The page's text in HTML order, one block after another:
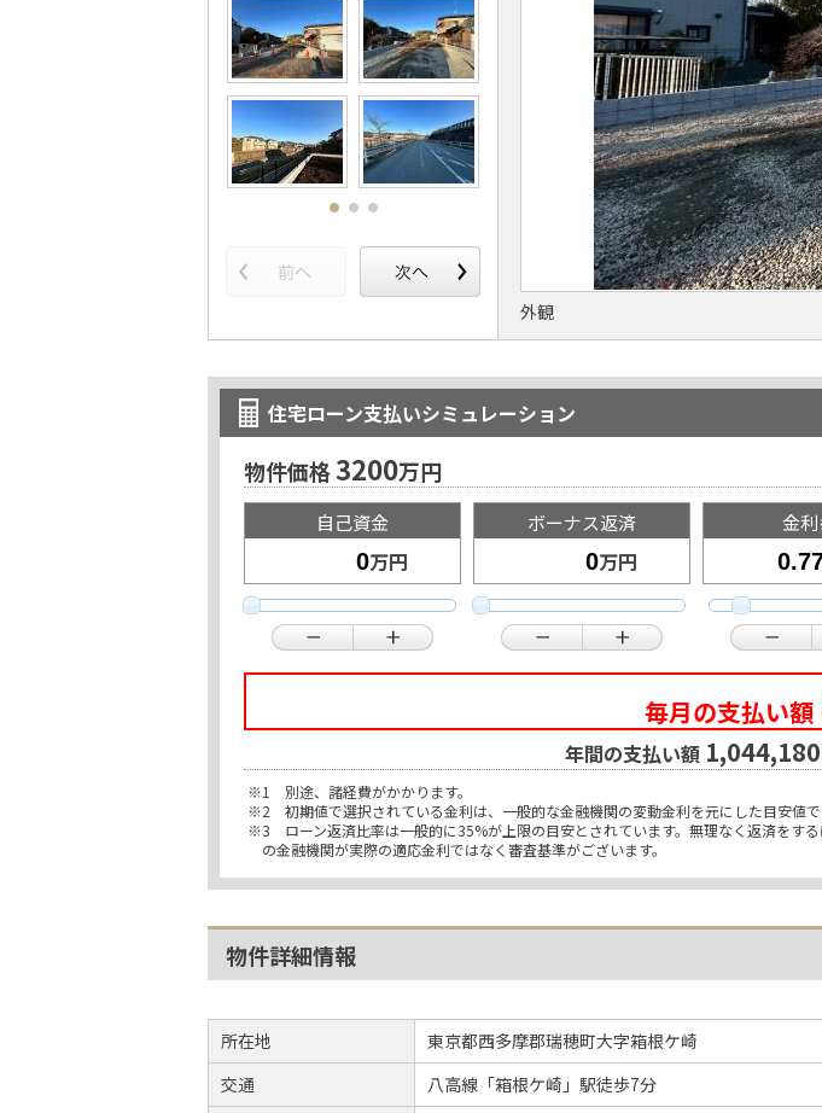
外観
住宅ローン支払いシミュレーション
物件価格3200万円
自己資金
万円
ボーナス返済
万円
金利
毎月の支払い額
年間の支払い額 1,044,180
※1 別途、諸経費がかかります。
※2 初期値で選択されている金利は、一般的な金融機関の変動金利を元にした目安値で
※3 ローン返済比率は一般的に35%が上限の目安とされています。無理なく返済をす
の金融機関が実際の適応金利ではなく審査基準がございます。
物件詳細情報
所在地
東京都西多摩郡瑞穂町大字箱根ケ崎
交通
八高線「箱根ケ崎」駅徒歩7分